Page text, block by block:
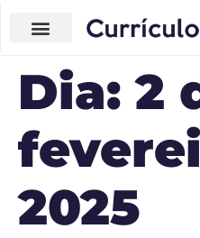
Dia:2
2025